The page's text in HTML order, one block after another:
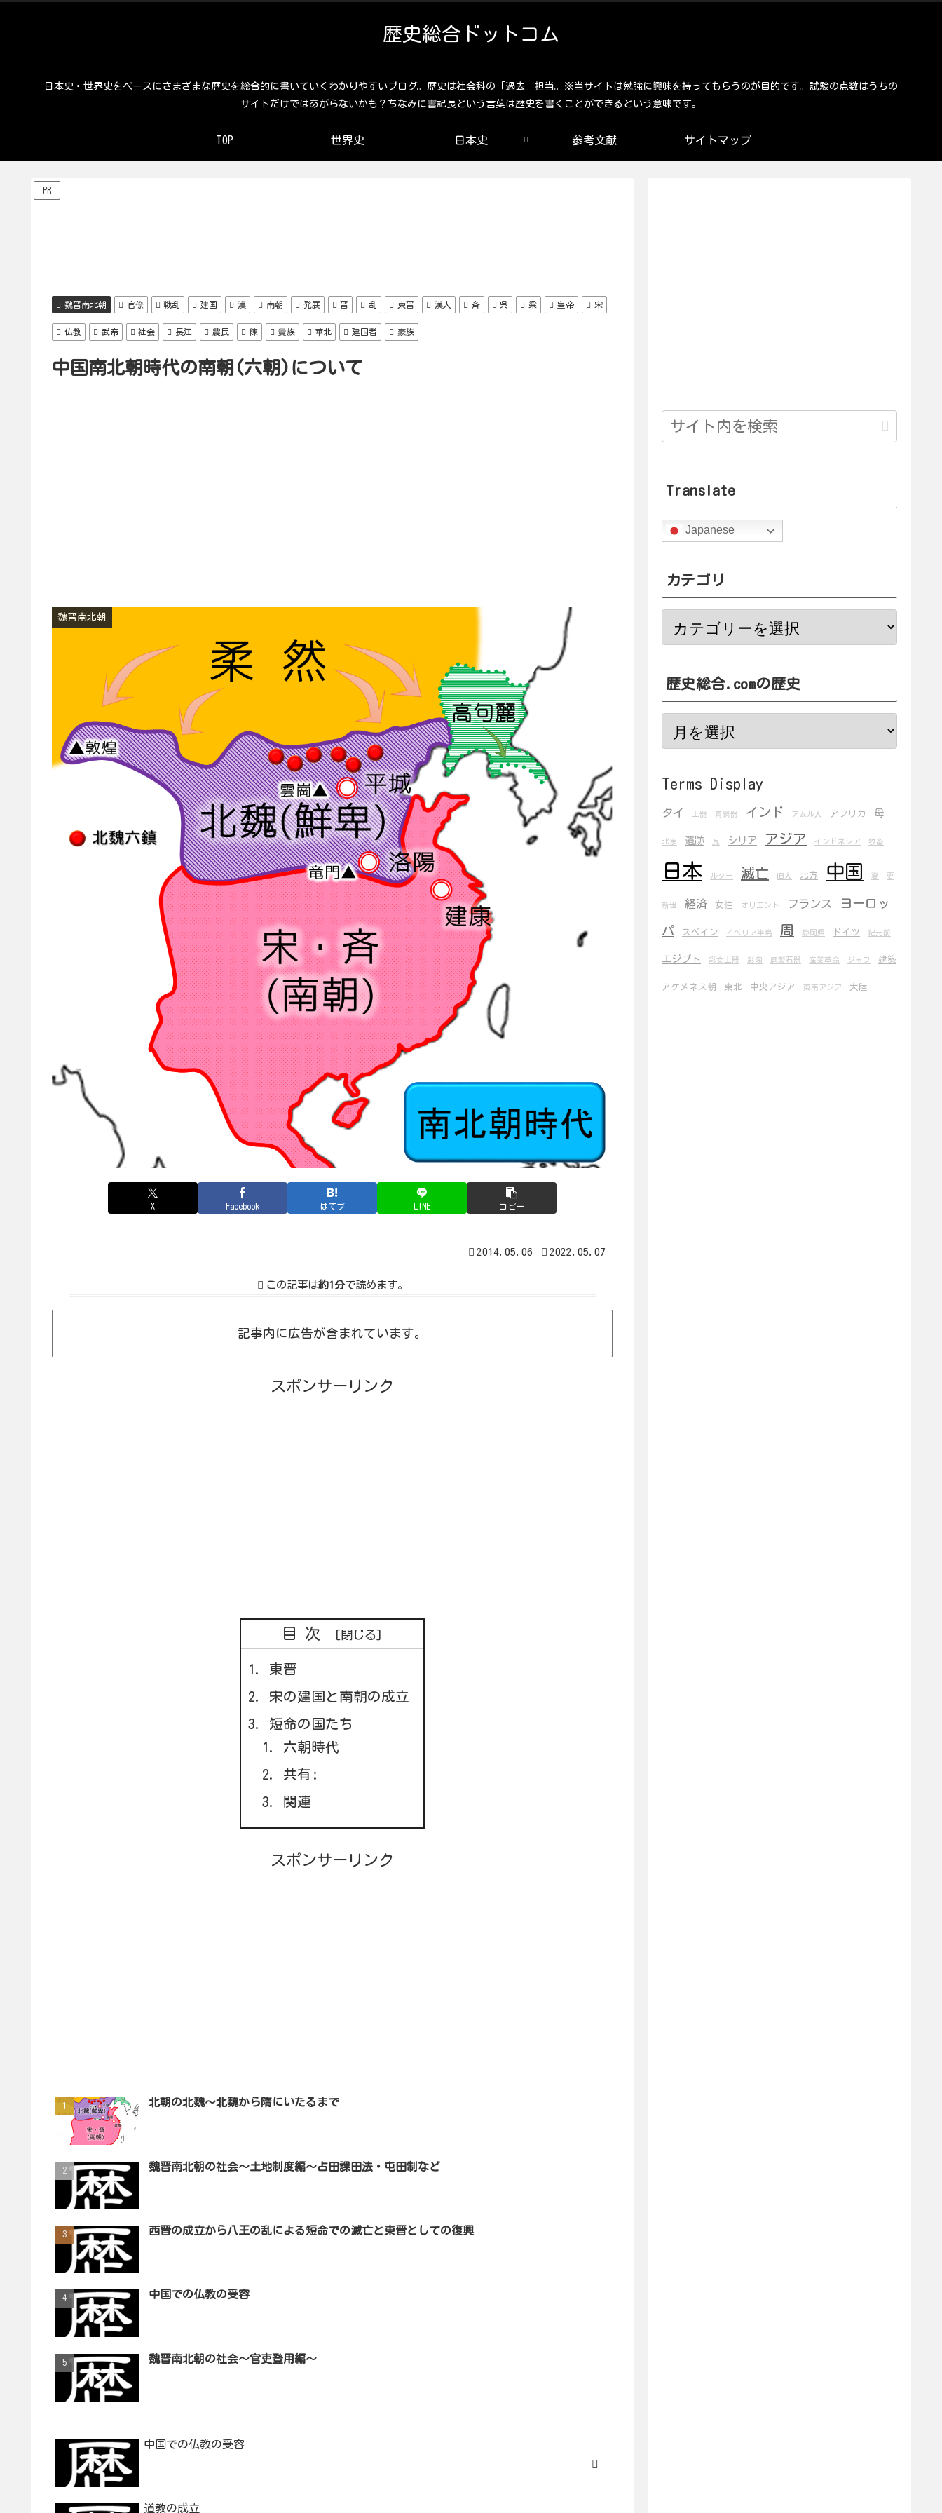
歴史総合ドットコム
日本史・世界史をベースにさまざまな歴史を総合的に書いていくわかりやすいブログ。歴史は社会科の「過去」担当。※当サイトは勉強に興味を持ってもらうのが目的です。試験の点数はうちの
サイトだけではあがらないかも？ちなみに書記長という言葉は歴史を書くことができるという意味です。
TOP 世界史 日本史 参考文献 サイトマップ
PR
魏晋南北朝 官僚 戦乱 建国 漢 南朝 発展 晋 乱 東晋 漢人 斉 呉 梁 皇帝 宋
仏教 武帝 社会 長江 農民 陳 貴族 華北 建国者 豪族
中国南北朝時代の南朝(六朝)について
魏晋南北朝
X Facebook はてブ LINE コピー
2014.05.06 2022.05.07
この記事は約1分で読めます。
記事内に広告が含まれています。
スポンサーリンク
目次
東晋
宋の建国と南朝の成立
短命の国たち
六朝時代
共有:
関連
スポンサーリンク
北朝の北魏～北魏から隋にいたるまで
魏晋南北朝の社会～土地制度編～占田課田法・屯田制など
西晋の成立から八王の乱による短命での滅亡と東晋としての復興
中国での仏教の受容
魏晋南北朝の社会～官吏登用編～
中国での仏教の受容
道教の成立
Translate
Japanese
カテゴリ
歴史総合.comの歴史
Terms Display
タイ 土器 青銅器 インド アムル人 アフリカ 母
北京 遺跡 瓦 シリア アジア インドネシア 牧畜
日本 ルター 滅亡 旧人 北方 中国 夏 更
新世 経済 女性 オリエント フランス ヨーロッ
パ スペイン イベリア半島 周 静岡県 ドイツ 紀元前
エジプト 彩文土器 彩陶 磨製石器 産業革命 ジャワ 建築
アケメネス朝 東北 中央アジア 東南アジア 大陸